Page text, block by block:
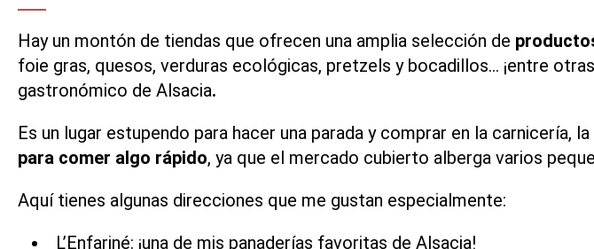
Hay un montón de tiendas que ofrecen una amplia selección de
foie gras, quesos, verduras ecológicas, pretzels y bocadillos… ¡entre
gastronómico de Alsacia.
Es un lugar estupendo para hacer una parada y comprar en la carnicería,
para comer algo rápido, ya que el mercado cubierto alberga varios
Aquí tienes algunas direcciones que me gustan especialmente:
L’Enfariné: ¡una de mis panaderías favoritas de Alsacia!